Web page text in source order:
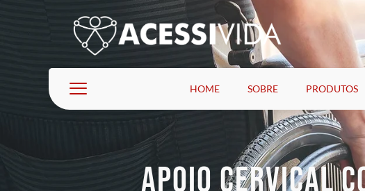
HOME SOBRE PRODUTOS
APOIO CERVICAL